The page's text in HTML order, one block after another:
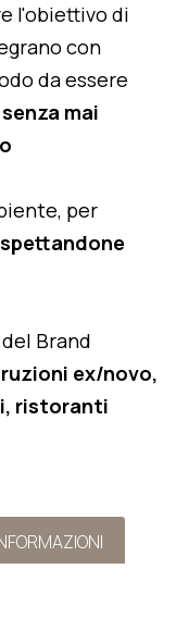
l'obiettivo di
con
da essere
senza mai
per
Brand
ex/novo,
ristoranti